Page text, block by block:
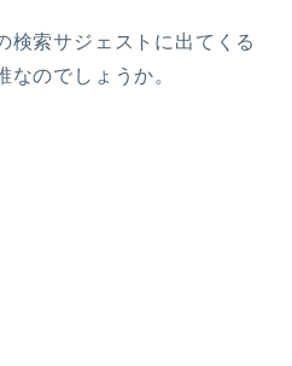
検索サジェストに出てくる
なのでしょうか。